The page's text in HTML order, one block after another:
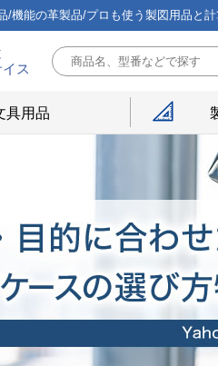
/機能の革製品/プロも使う製図用品と計
ス
具用品